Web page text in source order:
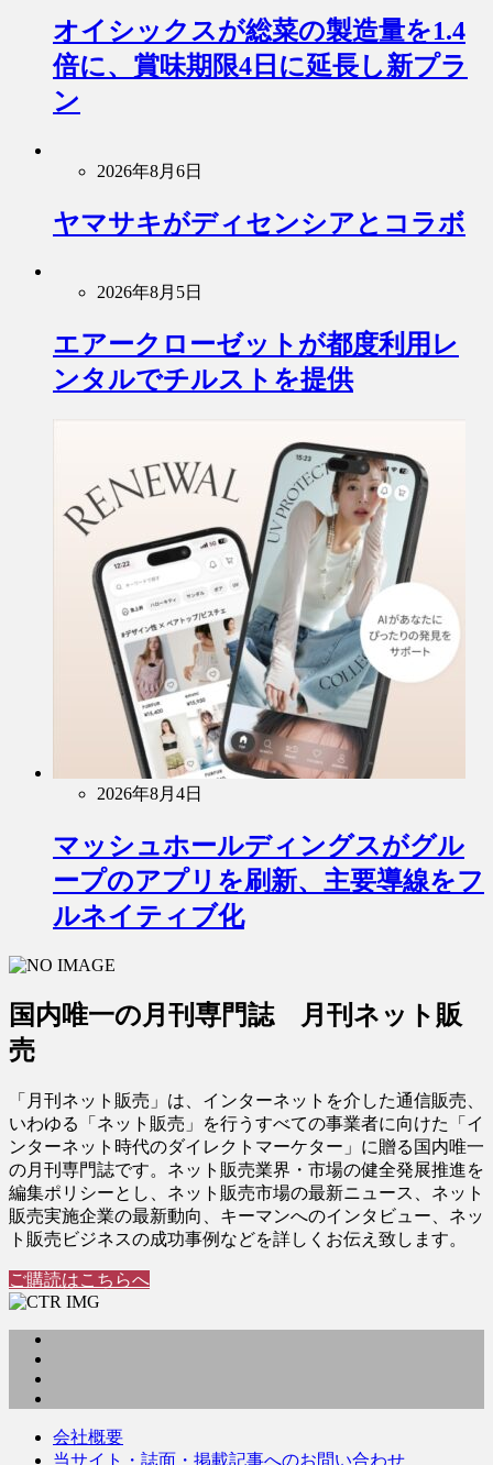
オイシックスが総菜の製造量を1.4
倍に、賞味期限4日に延長し新プラ
ン
2026年8月6日
ヤマサキがディセンシアとコラボ
2026年8月5日
エアークローゼットが都度利用レ
ンタルでチルストを提供
2026年8月4日
マッシュホールディングスがグル
ープのアプリを刷新、主要導線をフ
ルネイティブ化
国内唯一の月刊専門誌 月刊ネット販
売
「月刊ネット販売」は、インターネットを介した通信販売、
いわゆる「ネット販売」を行うすべての事業者に向けた「イ
ンターネット時代のダイレクトマーケター」に贈る国内唯一
の月刊専門誌です。ネット販売業界・市場の健全発展推進を
編集ポリシーとし、ネット販売市場の最新ニュース、ネット
販売実施企業の最新動向、キーマンへのインタビュー、ネッ
ト販売ビジネスの成功事例などを詳しくお伝え致します。
ご購読はこちらへ
会社概要
当サイト・誌面・掲載記事へのお問い合わせ